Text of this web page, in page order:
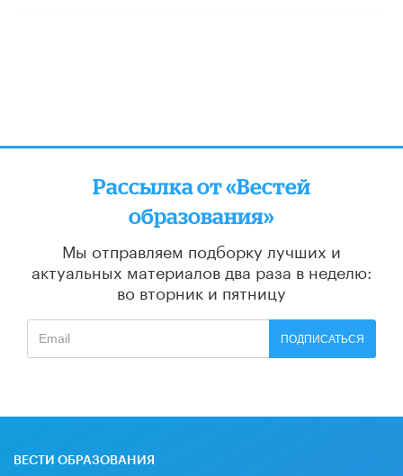
Рассылка от «Вестей
образования»
Мы отправляем подборку лучших и
актуальных материалов два раза в неделю:
во вторник и пятницу
ПОДПИСАТЬСЯ
ВЕСТИ ОБРАЗОВАНИЯ